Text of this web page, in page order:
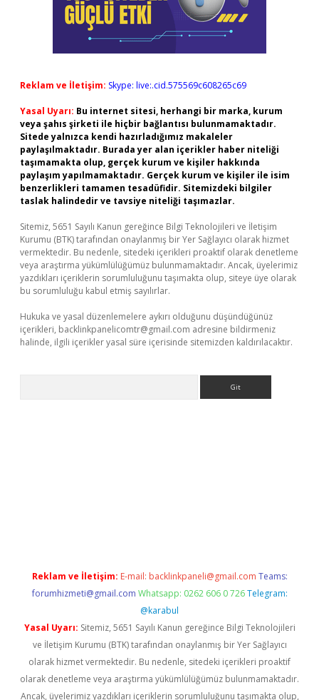
Reklam ve İletişim: Skype: live:.cid.575569c608265c69
Yasal Uyarı: Bu internet sitesi, herhangi bir marka, kurum
veya şahıs şirketi ile hiçbir bağlantısı bulunmamaktadır.
Sitede yalnızca kendi hazırladığımız makaleler
paylaşılmaktadır. Burada yer alan içerikler haber niteliği
taşımamakta olup, gerçek kurum ve kişiler hakkında
paylaşım yapılmamaktadır. Gerçek kurum ve kişiler ile isim
benzerlikleri tamamen tesadüfidir. Sitemizdeki bilgiler
taslak halindedir ve tavsiye niteliği taşımazlar.
Sitemiz, 5651 Sayılı Kanun gereğince Bilgi Teknolojileri ve İletişim
Kurumu (BTK) tarafından onaylanmış bir Yer Sağlayıcı olarak hizmet
vermektedir. Bu nedenle, sitedeki içerikleri proaktif olarak denetleme
veya araştırma yükümlülüğümüz bulunmamaktadır. Ancak, üyelerimiz
yazdıkları içeriklerin sorumluluğunu taşımakta olup, siteye üye olarak
bu sorumluluğu kabul etmiş sayılırlar.
Hukuka ve yasal düzenlemelere aykırı olduğunu düşündüğünüz
içerikleri, backlinkpanelicomtr@gmail.com adresine bildirmeniz
halinde, ilgili içerikler yasal süre içerisinde sitemizden kaldırılacaktır.
Reklam ve İletişim: E-mail: backlinkpaneli@gmail.com Teams:
forumhizmeti@gmail.com Whatsapp: 0262 606 0 726 Telegram:
@karabul
Yasal Uyarı: Sitemiz, 5651 Sayılı Kanun gereğince Bilgi Teknolojileri
ve İletişim Kurumu (BTK) tarafından onaylanmış bir Yer Sağlayıcı
olarak hizmet vermektedir. Bu nedenle, sitedeki içerikleri proaktif
olarak denetleme veya araştırma yükümlülüğümüz bulunmamaktadır.
Ancak, üyelerimiz yazdıkları içeriklerin sorumluluğunu taşımakta olup,